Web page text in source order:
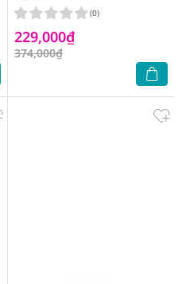
229,000₫
374,000₫
(0)